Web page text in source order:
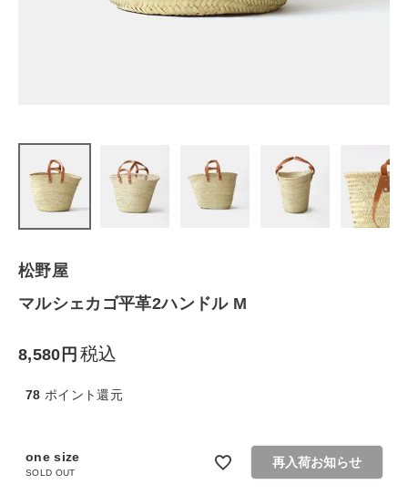
ナチュラル服
ファッション雑貨
生活雑貨
松野屋
マルシェカゴ平革2ハンドル M
8,580 税込
78 ポイント還元
one size
SOLD OUT
再入荷お知らせ